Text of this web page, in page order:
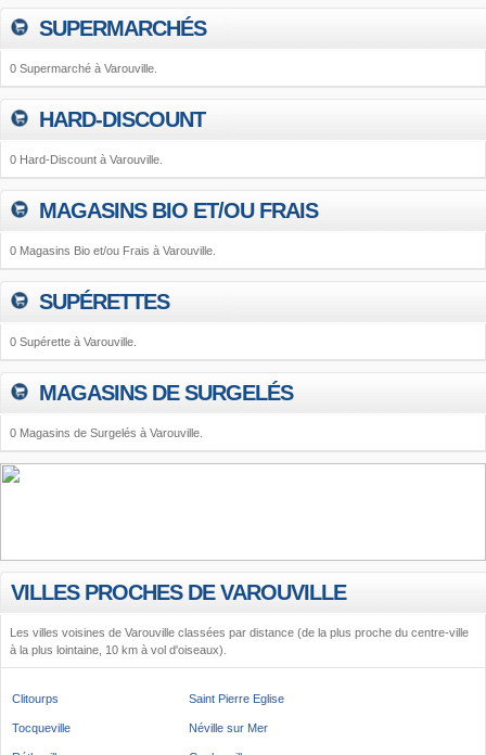
SUPERMARCHÉS
0 Supermarché à Varouville.
HARD-DISCOUNT
0 Hard-Discount à Varouville.
MAGASINS BIO ET/OU FRAIS
0 Magasins Bio et/ou Frais à Varouville.
SUPÉRETTES
0 Supérette à Varouville.
MAGASINS DE SURGELÉS
0 Magasins de Surgelés à Varouville.
VILLES PROCHES DE VAROUVILLE
Les villes voisines de Varouville classées par distance (de la plus proche du centre-ville
à la plus lointaine, 10 km à vol d'oiseaux).
Clitourps Saint Pierre Eglise
Tocqueville Néville sur Mer